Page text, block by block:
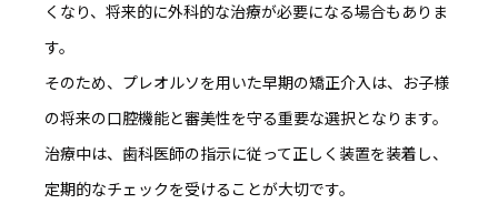
くなり、将来的に外科的な治療が必要になる場合もありま
す。
そのため、プレオルソを用いた早期の矯正介入は、 お子様
の将来の口腔機能と審美性を守る重要な選択となります。
治療中は、歯科医師の指示に従って正しく装置を装着し、
定期的なチェックを受けることが大切です。